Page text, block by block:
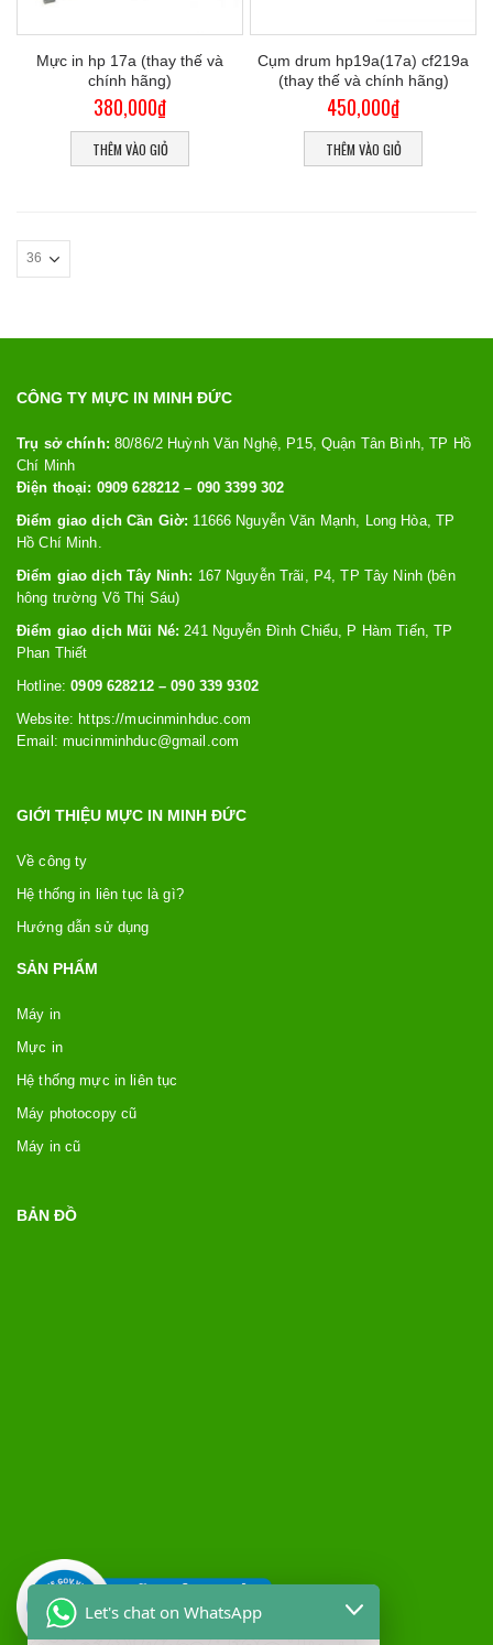
Mực in hp 17a (thay thế và
chính hãng)
380,000₫
THÊM VÀO GIỎ
Cụm drum hp19a(17a) cf219a
(thay thế và chính hãng)
450,000₫
THÊM VÀO GIỎ
CÔNG TY MỰC IN MINH ĐỨC
Trụ sở chính: 80/86/2 Huỳnh Văn Nghệ, P15, Quận Tân Bình, TP Hồ
Chí Minh
Điện thoại: 0909 628212 – 090 3399 302
Điểm giao dịch Cần Giờ: 11666 Nguyễn Văn Mạnh, Long Hòa, TP
Hồ Chí Minh.
Điểm giao dịch Tây Ninh: 167 Nguyễn Trãi, P4, TP Tây Ninh (bên
hông trường Võ Thị Sáu)
Điểm giao dịch Mũi Né: 241 Nguyễn Đình Chiểu, P Hàm Tiến, TP
Phan Thiết
Hotline:0909 628212 – 090 339 9302
Website: https://mucinminhduc.com
Email: mucinminhduc@gmail.com
GIỚI THIỆU MỰC IN MINH ĐỨC
Về công ty
Hệ thống in liên tục là gì?
Hướng dẫn sử dụng
SẢN PHẨM
Máy in
Mực in
Hệ thống mực in liên tục
Máy photocopy cũ
Máy in cũ
BẢN ĐỒ
Let's chat on WhatsApp